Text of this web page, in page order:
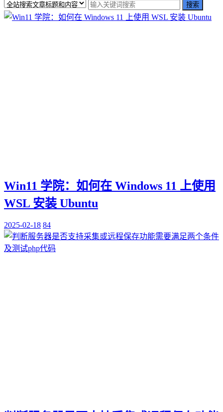
Win11 学院：如何在 Windows 11 上使用
WSL 安装 Ubuntu
2025-02-18 84